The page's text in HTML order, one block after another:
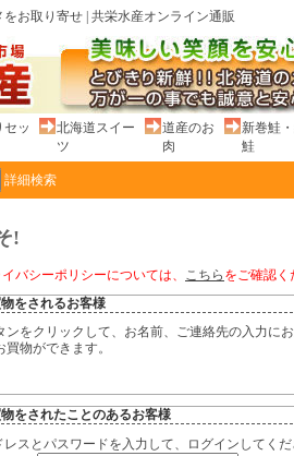
お取り寄せ | 共栄水産オンライン通販
セッ
北海道スイー
ツ
道産のお
肉
新巻鮭
鮭
詳細検索
!
バシーポリシーについては、 こちら をご確認く
をされるお客様
ンをクリックして、お名前、ご連絡先の入力に
買物ができます。
をされたことのあるお客様
レスとパスワードを入力して、ログインしてくだ